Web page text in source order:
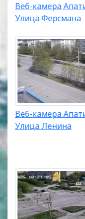
Веб-камера
Улица Ферсмана
Веб-камера
Улица Ленина